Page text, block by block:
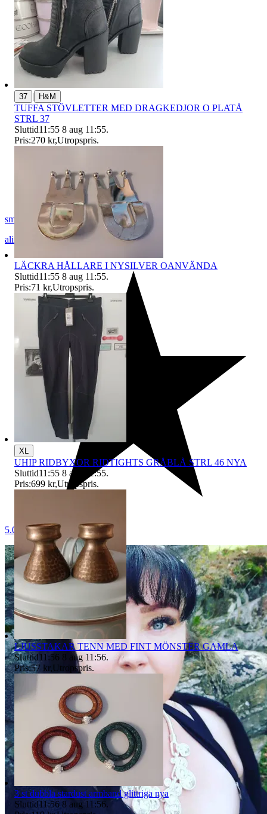
smilla222
alingsås
Sverige
5.0
37 | H&M
TUFFA STÖVLETTER MED DRAGKEDJOR O PLATÅ
STRL 37
Sluttid11:55 8 aug 11:55.
Pris:270 kr,Utropspris.
LÄCKRA HÅLLARE I NYSILVER OANVÄNDA
Sluttid11:55 8 aug 11:55.
Pris:71 kr,Utropspris.
XL
UHIP RIDBYXOR RIDTIGHTS GRÅBLÅ STRL 46 NYA
Sluttid11:55 8 aug 11:55.
Pris:699 kr,Utropspris.
LJUSSTAKAR TENN MED FINT MÖNSTER GAMLA
Sluttid11:56 8 aug 11:56.
Pris:57 kr,Utropspris.
3 st dubbla stardust armband glittriga nya
Sluttid11:56 8 aug 11:56.